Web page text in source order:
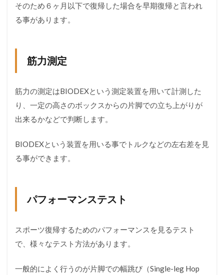
そのため６ヶ月以下で復帰した場合を早期復帰と言われ
る事があります。
筋力測定
筋力の測定はBIODEXという測定装置を用いて計測した
り、一定の高さのボックスからの片脚での立ち上がりが
出来るかなどで判断します。
BIODEXという装置を用いる事でトルクなどの左右差を見
る事ができます。
パフォーマンステスト
スポーツ復帰するためのパフォーマンスを見るテスト
で、様々なテスト方法があります。
一般的によく行うのが片脚での幅跳び（Single-leg Hop